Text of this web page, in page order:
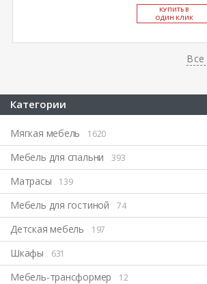
КУ­ПИТЬ В
ОДИН КЛИК
Категории
Мягкая мебель 1620
Мебель для спальни 393
Матрасы 139
Мебель для гостиной 74
Детская мебель 197
Шкафы 631
Мебель-трансформер 12